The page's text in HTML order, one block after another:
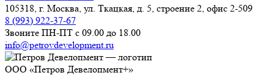
105318, г. Москва, ул. Ткацкая, д. 5, строение 2, офис 2-509
8 (993) 922-37-67
Звоните ПН-ПТ с 09.00 до 18.00
info@petrovdevelopment.ru
ООО «Петров Девелопмент+»